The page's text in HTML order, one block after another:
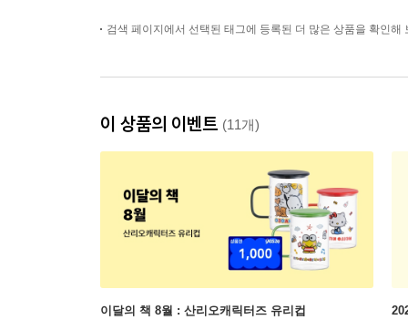
검색 페이지에서 선택된 태그에 등록된 더 많은 상품을 확인해
이 상품의 이벤트 (11개)
이달의 책 8월 : 산리오캐릭터즈 유리컵